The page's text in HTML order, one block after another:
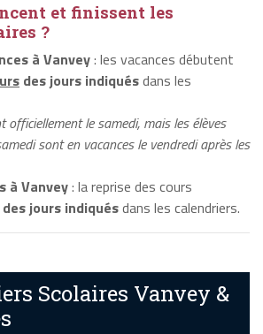
et finissent les
?
à Vanvey: les vacances débutent
des jours indiquésdans les
officiellement le samedi, mais les élèves
sont en vacances le vendredi après les
à Vanvey: la reprise des cours
des jours indiquésdans les calendriers.
Scolaires Vanvey &